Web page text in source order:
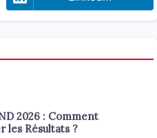
2026 : Comment
les Résultats ?